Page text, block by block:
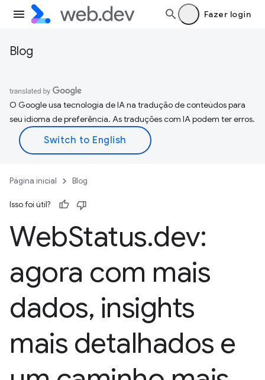
Fazer login
Blog
O Google usa tecnologia de IA na tradução de conteúdos para
seu idioma de preferência. As traduções com IA podem ter erros.
Página inicial Blog
Isso foi útil?
WebStatus.dev:
agora com mais
dados, insights
mais detalhados e